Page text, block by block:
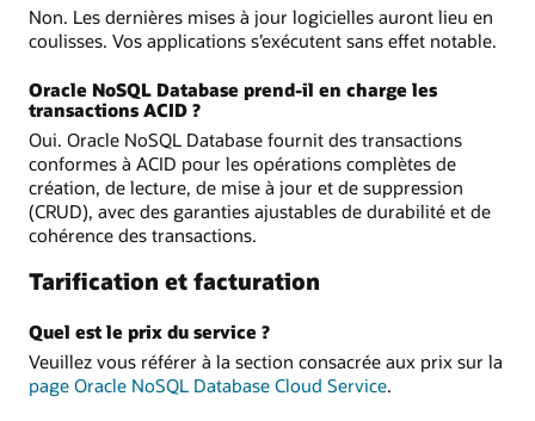
Non. Les dernières mises à jour logicielles auront lieu en
coulisses. Vos applications s’exécutent sans effet notable.
Oracle NoSQL Database prend-il en charge les
transactions ACID ?
Oui. Oracle NoSQL Database fournit des transactions
conformes à ACID pour les opérations complètes de
création, de lecture, de mise à jour et de suppression
(CRUD), avec des garanties ajustables de durabilité et de
cohérence des transactions.
Tarification et facturation
Quel est le prix du service ?
Veuillez vous référer à la section consacrée aux prix sur la
page Oracle NoSQL Database Cloud Service.